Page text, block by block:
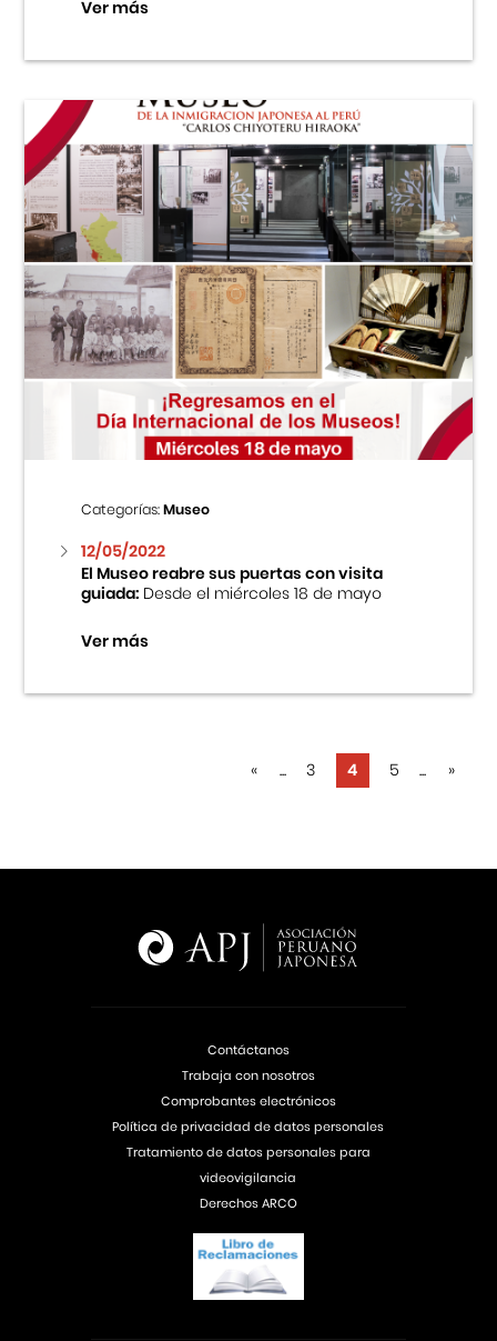
Ver más
Categorías:Museo
12/05/2022
El Museo reabre sus puertas con visita
guiada:Desde el miércoles 18 de mayo
Ver más
« ... 3 4 5 ... »
Contáctanos
Trabaja con nosotros
Comprobantes electrónicos
Política de privacidad de datos personales
Tratamiento de datos personales para
videovigilancia
Derechos ARCO